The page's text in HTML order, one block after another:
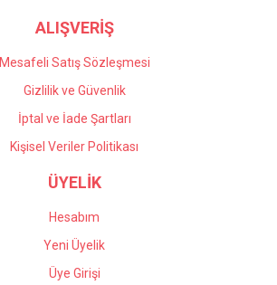
ALIŞVERİŞ
Mesafeli Satış Sözleşmesi
Gizlilik ve Güvenlik
İptal ve İade Şartları
Kişisel Veriler Politikası
ÜYELİK
Hesabım
Yeni Üyelik
Üye Girişi